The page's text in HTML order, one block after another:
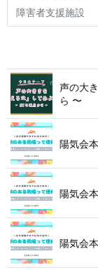
障害者支援施設
声の大
ら 〜
陽気会
陽気会
陽気会